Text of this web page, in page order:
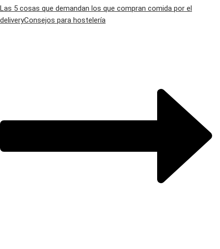
Las 5 cosas que demandan los que compran comida por el
deliveryConsejos para hostelería